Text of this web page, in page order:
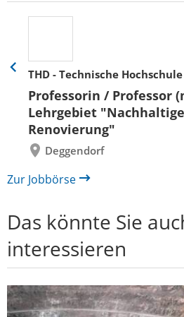
THD - Technische
Professorin / Professor
Lehrgebiet
Renovierung"
Deggendorf
Eine
zurück
Zur Jobbörse
Das könnte Sie
interessieren